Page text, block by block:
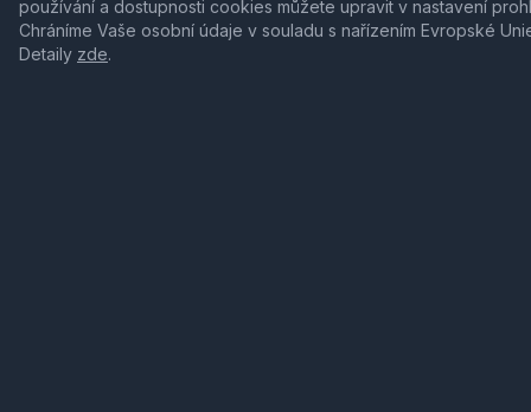
používání a dostupnosti cookies můžete upravit v nastavení
Chráníme Vaše osobní údaje v souladu s nařízením Evropské
Detaily zde.